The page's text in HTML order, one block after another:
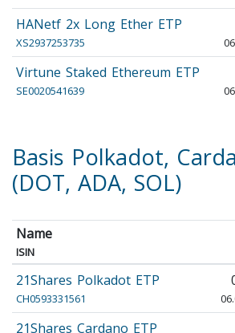
HANetf 2x Long Ether ETP
XS2937253735
Virtune Staked Ethereum ETP
SE0020541639
Basis Polkadot,
(DOT, ADA, SOL)
Name
ISIN
21Shares Polkadot ETP
CH0593331561
21Shares Cardano ETP